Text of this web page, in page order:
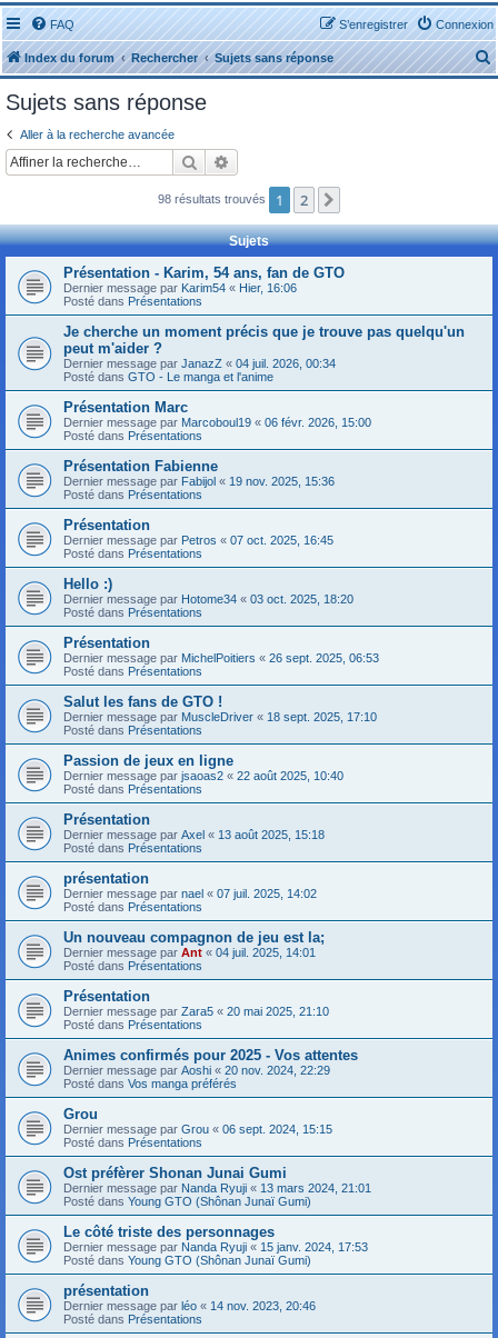
FAQ Connexion
S’enregistrer
Index du forum Rechercher Sujets sans réponse
e
h
Sujets sans réponse
Aller à la recherche avancée
Rechercher
98 résultats trouvés 1 2
Sujets
Présentation - Karim, 54 ans, fan de GTO
Dernier message par Karim54 « Hier, 16:06
Posté dans Présentations
Je cherche un moment précis que je trouve pas quelqu'un
peut m'aider ?
Dernier message par JanazZ « 04 juil. 2026, 00:34
Posté dans GTO - Le manga et l'anime
Présentation Marc
Dernier message par Marcoboul19 « 06 févr. 2026, 15:00
Posté dans Présentations
Présentation Fabienne
Dernier message par Fabijol « 19 nov. 2025, 15:36
Posté dans Présentations
Présentation
Dernier message par Petros « 07 oct. 2025, 16:45
Posté dans Présentations
Hello :)
Dernier message par Hotome34 « 03 oct. 2025, 18:20
Posté dans Présentations
Présentation
Dernier message par MichelPoitiers « 26 sept. 2025, 06:53
Posté dans Présentations
Salut les fans de GTO !
Dernier message par MuscleDriver « 18 sept. 2025, 17:10
Posté dans Présentations
Passion de jeux en ligne
Dernier message par jsaoas2 « 22 août 2025, 10:40
Posté dans Présentations
Présentation
Dernier message par Axel « 13 août 2025, 15:18
Posté dans Présentations
présentation
Dernier message par nael « 07 juil. 2025, 14:02
Posté dans Présentations
Un nouveau compagnon de jeu est la;
Dernier message par Ant « 04 juil. 2025, 14:01
Posté dans Présentations
Présentation
Dernier message par Zara5 « 20 mai 2025, 21:10
Posté dans Présentations
Animes confirmés pour 2025 - Vos attentes
Dernier message par Aoshi « 20 nov. 2024, 22:29
Posté dans Vos manga préférés
Grou
Dernier message par Grou « 06 sept. 2024, 15:15
Posté dans Présentations
Ost préfèrer Shonan Junai Gumi
Dernier message par Nanda Ryuji « 13 mars 2024, 21:01
Posté dans Young GTO (Shônan Junaï Gumi)
Le côté triste des personnages
Dernier message par Nanda Ryuji « 15 janv. 2024, 17:53
Posté dans Young GTO (Shônan Junaï Gumi)
présentation
Dernier message par léo « 14 nov. 2023, 20:46
Posté dans Présentations